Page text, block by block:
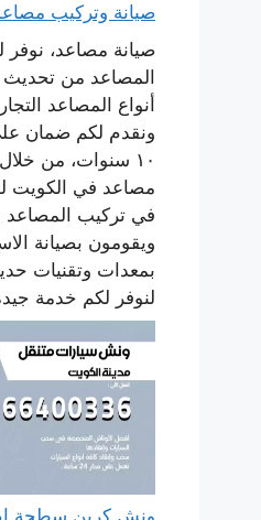
صيانة وتركيب
صيانة مصاعد، نوفر
المصاعد من تحديث
أنواع المصاعد
ونقدم لكم ضمان
١٠ سنوات، من
مصاعد في الكويت
في تركيب المصاعد
ويقومون بصيانة
بمعدات وتقنيات
لنوفر لكم خدمة
ونش كرين سطحة ام